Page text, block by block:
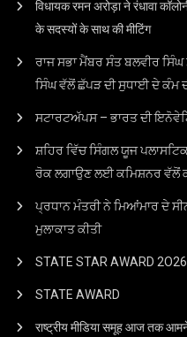
विधायक रमन अरोड़ा ने रंधावा
के सदस्यों के साथ की मीटिंग
ਰਾਜ ਸਭਾ ਮੈਂਬਰ ਸੰਤ ਬਲਵੀਰ
ਸਿੰਘ ਵੱਲੋਂ ਛੱਪੜ ਦੀ ਸੁਧਾਈ ਦੇ ਕੰਮ
ਸਟਾਰਟਅੱਪਸ – ਭਾਰਤ ਦੀ
ਸ਼ਹਿਰ ਵਿੱਚ ਸਿੰਗਲ ਯੂਜ
ਰੋਕ ਲਗਾਉਣ ਲਈ ਕਮਿਸ਼ਨਰ ਵੱਲੋਂ
ਪ੍ਰਧਾਨ ਮੰਤਰੀ ਨੇ ਮਿਆਂਮਾਰ ਦੇ
ਮੁਲਾਕਾਤ ਕੀਤੀ
STATE STAR AWARD 2O26
STATE AWARD
राष्ट्रीय मीडिया समूह आज तक